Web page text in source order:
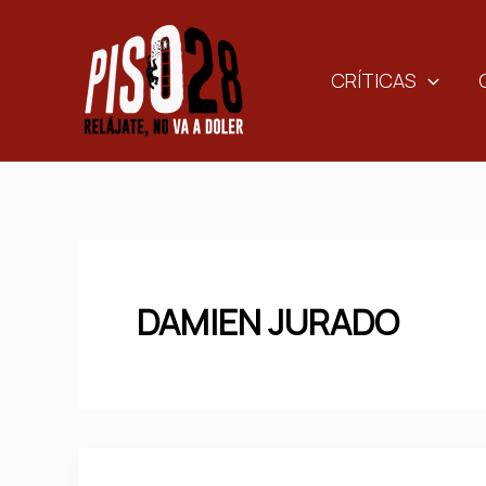
contenido
CRÍTICAS
DAMIEN JURADO